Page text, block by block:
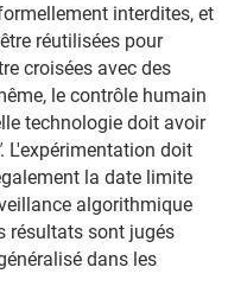
interdites, et
réutilisées pour
croisées avec des
le contrôle humain
technologie doit avoir
. L'expérimentation doit
la date limite
algorithmique
résultats sont jugés
dans les